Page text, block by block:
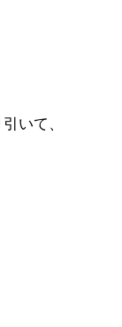
いて、